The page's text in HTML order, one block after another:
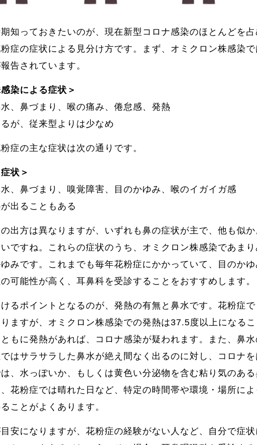
知っておきたいのが、現在新型コロナ感染のほとんどを占
症の症状による見分け方です。まず、オミクロン株感染で
告されています。
染による症状＞
水、鼻づまり、喉の痛み、倦怠感、発熱
が、従来型よりは少なめ
症の主な症状は次の通りです。
状＞
水、鼻づまり、嗅覚障害、目のかゆみ、喉のイガイガ感
出ることもある
出方は異なりますが、いずれも鼻の症状が主で、他も似か
ですね。これらの症状のうち、オミクロン株感染であま
みです。これまでも毎年花粉症にかかっていて、目のかゆ
可能性が高く、耳鼻科を受診することをおすすめします。
るポイントとなるのが、発熱の有無と鼻水です。花粉症で
ますが、オミクロン株感染での発熱は37.5度以上になるこ
もに発熱があれば、コロナ感染が疑われます。また、鼻水
はサラサラした鼻水が絶え間なく出るのに対し、コロナを
、水っぽいか、もしくは黄色い分泌物を含む粘り気のあ
花粉症では晴れた日など、特定の時間帯や環境・場所によ
ことがよくあります。
安になりますが、花粉症の経験がない人など、自分で症状